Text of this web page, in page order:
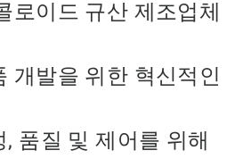
로이드 규산 제조업체
개발을 위한 혁신적인
품질 및 제어를 위해